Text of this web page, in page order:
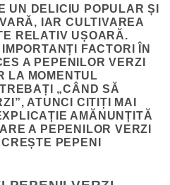
UN DELICIU POPULAR ȘI
IAR CULTIVAREA
RELATIV UȘOARĂ.
FACTORI ÎN
A PEPENILOR VERZI
LA MOMENTUL
„CÂND SĂ
ATUNCI CITIȚI MAI
AMĂNUNȚITĂ
A PEPENILOR VERZI
PEPENI